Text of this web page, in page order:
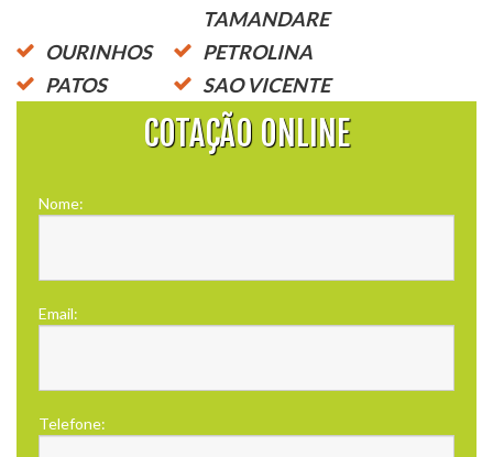
TAMANDARE
OURINHOS
PETROLINA
PATOS
SAO VICENTE
COTAÇÃO ONLINE
Nome:
Email:
Telefone: